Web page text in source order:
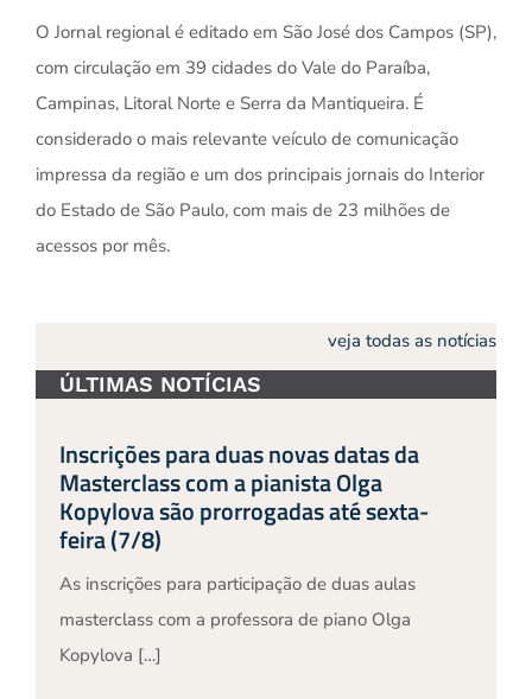
O Jornal regional é editado em São José dos Campos (SP),
com circulação em 39 cidades do Vale do Paraíba,
Campinas, Litoral Norte e Serra da Mantiqueira. É
considerado o mais relevante veículo de comunicação
impressa da região e um dos principais jornais do Interior
do Estado de São Paulo, com mais de 23 milhões de
acessos por mês.
veja todas as notícias
ÚLTIMAS NOTÍCIAS
Inscrições para duas novas datas da
Masterclass com a pianista Olga
Kopylova são prorrogadas até sexta-
feira (7/8)
As inscrições para participação de duas aulas
masterclass com a professora de piano Olga
Kopylova […]